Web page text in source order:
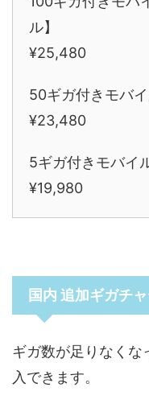
ル】
¥25,480
50ギガ付きモバ
¥23,480
5ギガ付きモバイ
¥19,980
国内 追加ギガチ
ギガ数が足りなくな
入できます。